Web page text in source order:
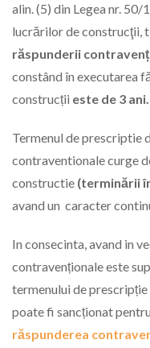
alin. (5) din Legea nr.
lucrărilor de construcţii, t
răspunderii
constând în executarea
construcții este de 3 ani.
Termenul de prescriptie
contraventionale curge
constructie (terminării
avand un caracter
In consecinta, avand in
contravenționale este
termenului de
poate fi sancționat
răspunderea